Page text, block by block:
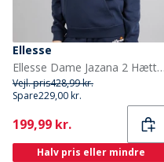
Ellesse
Ellesse Dame Jazana 2 Hættetrøje Navy
Vejl. pris428,99 kr.
Spare229,00 kr.
Current
199,99 kr.
Halv pris eller mindre